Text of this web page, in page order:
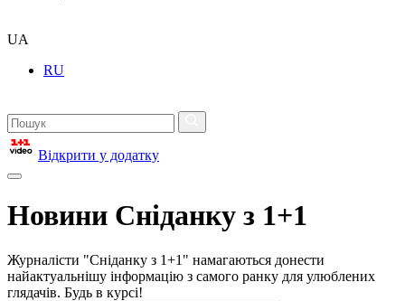
UA
RU
Відкрити у додатку
Новини Сніданку з 1+1
Журналісти "Сніданку з 1+1" намагаються донести
найактуальнішу інформацію з самого ранку для улюблених
глядачів. Будь в курсі!